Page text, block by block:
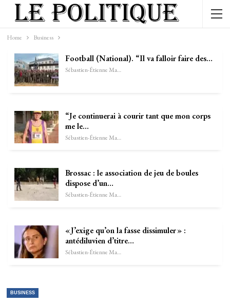
Home Business
Football (National). “Il va falloir faire des…
Sébastien-Étienne Marechal
“Je continuerai à courir tant que mon corps
me le…
Sébastien-Étienne Marechal
Brossac : le association de jeu de boules
dispose d’un…
Sébastien-Étienne Marechal
« J’exige qu’on la fasse dissimuler » :
antédiluvien d’titre…
Sébastien-Étienne Marechal
BUSINESS